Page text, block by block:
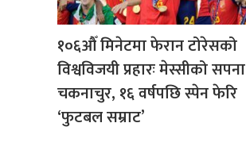
१०६औँ मिनेटमा फेरान टोरेसको
विश्वविजयी प्रहारः मेस्सीको सपना
चकनाचुर, १६ वर्षपछि स्पेन फेरि
‘फुटबल सम्राट’